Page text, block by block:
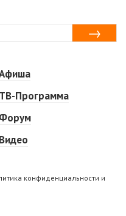
ТВ-Программа
Форум
Видео
конфиденциальности и